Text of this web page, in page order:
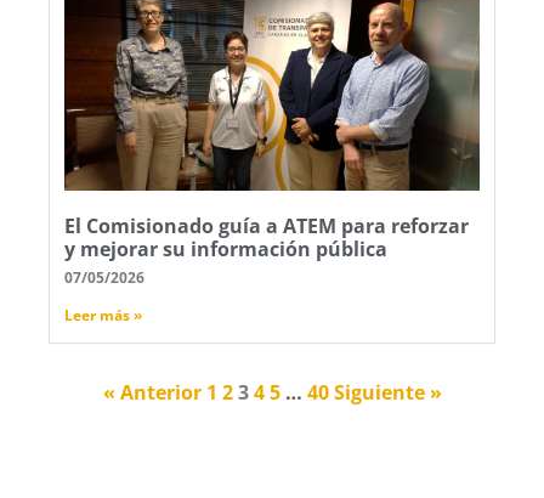
El Comisionado guía a ATEM para reforzar
y mejorar su información pública
07/05/2026
Leer más »
« Anterior 1 2 3 4 5 … 40 Siguiente »